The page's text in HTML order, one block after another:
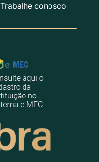
Trabalhe conosco